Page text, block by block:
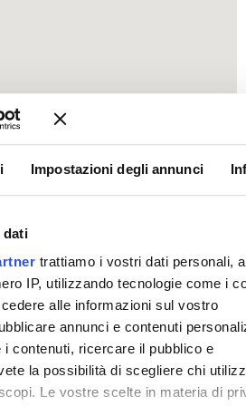
Impostazioni degli annunci
dati
trattiamo i vostri dati personali,
IP, utilizzando tecnologie come i
alle informazioni sul vostro
annunci e contenuti
i contenuti, ricercare il pubblico e
la possibilità di scegliere chi
Le vostre scelte in materia di